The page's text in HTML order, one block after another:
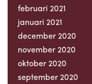
februari 2021
januari 2021
december 2020
november 2020
oktober 2020
september 2020